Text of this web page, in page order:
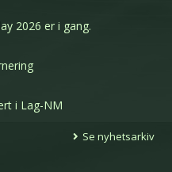
2026 er i gang.
i Lag-NM
Se nyhetsarkiv